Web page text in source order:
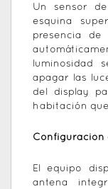
Un sensor
esquina
presencia
luminosidad
apagar las
del display
habitación
Configuración
El equipo
antena